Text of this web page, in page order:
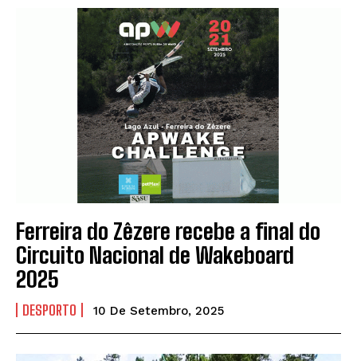
Ferreira do Zêzere recebe a final do
Circuito Nacional de Wakeboard
2025
DESPORTO 10 De Setembro, 2025